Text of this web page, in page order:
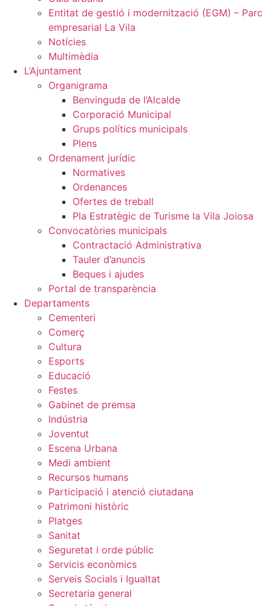
Entitat de gestió i modernització (EGM) – Parc
empresarial La Vila
Notícies
Multimèdia
L’Ajuntament
Organigrama
Benvinguda de l’Alcalde
Corporació Municipal
Grups polítics municipals
Plens
Ordenament jurídic
Normatives
Ordenances
Ofertes de treball
Pla Estratègic de Turisme la Vila Joiosa
Convocatòries municipals
Contractació Administrativa
Tauler d’anuncis
Beques i ajudes
Portal de transparència
Departaments
Cementeri
Comerç
Cultura
Esports
Educació
Festes
Gabinet de premsa
Indústria
Joventut
Escena Urbana
Medi ambient
Recursos humans
Participació i atenció ciutadana
Patrimoni històric
Platges
Sanitat
Seguretat i orde públic
Servicis econòmics
Serveis Socials i Igualtat
Secretaria general